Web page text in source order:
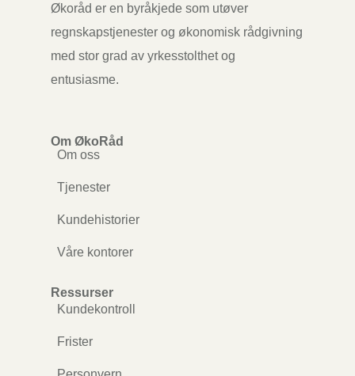
Økoråd er en byråkjede som utøver
regnskapstjenester og økonomisk rådgivning
med stor grad av yrkesstolthet og
entusiasme.
Om ØkoRåd
Om oss
Tjenester
Kundehistorier
Våre kontorer
Ressurser
Kundekontroll
Frister